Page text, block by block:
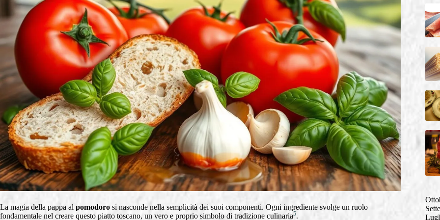
La magia della pappa al pomodoro si nasconde nella semplicità dei suoi componenti. Ogni ingrediente svolge un ruolo
fondamentale nel creare questo piatto toscano, un vero e proprio simbolo di tradizione culinaria5.